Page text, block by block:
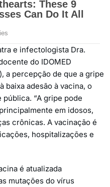
e infectologista Dra.
do IDOMED
a percepção de que a gripe
baixa adesão à vacina, o
“A gripe pode
em idosos,
crônicas. A vacinação é
hospitalizações e
é atualizada
mutações do vírus